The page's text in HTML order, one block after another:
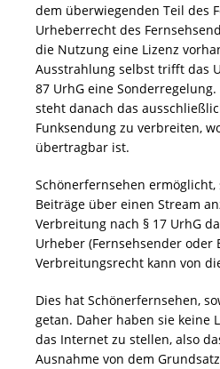
dem überwiegenden Teil des
Urheberrecht des
die Nutzung eine Lizenz
Ausstrahlung selbst trifft das
87 UrhG eine
steht danach das
Funksendung zu verbreiten,
übertragbar ist.
Schönerfernsehen
Beiträge über einen Stream
Verbreitung nach § 17 UrhG
Urheber (Fernsehsender
Verbreitungsrecht kann von
Dies hat Schönerfernsehen,
getan. Daher haben sie keine
das Internet zu stellen, also
Ausnahme von dem